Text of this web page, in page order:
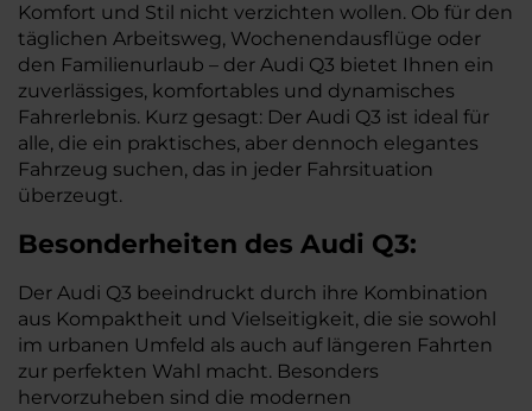
Komfort und Stil nicht verzichten wollen. Ob für den
täglichen Arbeitsweg, Wochenendausflüge oder
den Familienurlaub – der Audi Q3 bietet Ihnen ein
zuverlässiges, komfortables und dynamisches
Fahrerlebnis. Kurz gesagt: Der Audi Q3 ist ideal für
alle, die ein praktisches, aber dennoch elegantes
Fahrzeug suchen, das in jeder Fahrsituation
überzeugt.
Besonderheiten des Audi Q3:
Der Audi Q3 beeindruckt durch ihre Kombination
aus Kompaktheit und Vielseitigkeit, die sie sowohl
im urbanen Umfeld als auch auf längeren Fahrten
zur perfekten Wahl macht. Besonders
hervorzuheben sind die modernen